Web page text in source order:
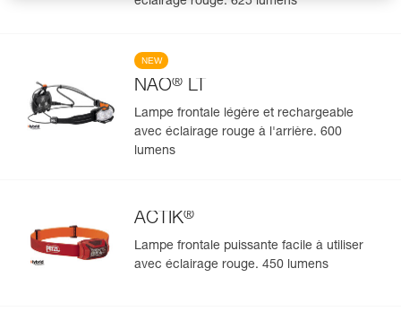
NEW
NAO® LT
Lampe frontale légère et rechargeable
avec éclairage rouge à l'arrière. 600
lumens
ACTIK®
Lampe frontale puissante facile à utiliser
avec éclairage rouge. 450 lumens